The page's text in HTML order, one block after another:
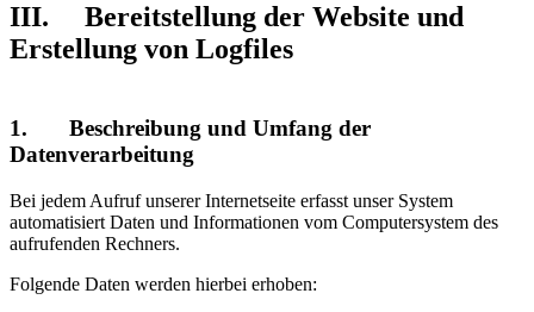
III. Bereitstellung der Website und
Erstellung von Logfiles
1. Beschreibung und Umfang der
Datenverarbeitung
Bei jedem Aufruf unserer Internetseite erfasst unser System
automatisiert Daten und Informationen vom Computersystem des
aufrufenden Rechners.
Folgende Daten werden hierbei erhoben: